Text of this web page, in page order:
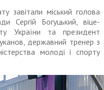
завітали міський голова
Сергій Богуцький, віце-
України та президент
державний тренер з
молоді і спорту